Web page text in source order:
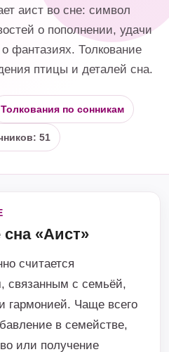
аист во сне: символ
о пополнении, удачи
фантазиях. Толкование
птицы и деталей сна.
Толкования по сонникам
51
«Аист»
считается
связанным с семьёй,
гармонией. Чаще всего
в семействе,
или получение